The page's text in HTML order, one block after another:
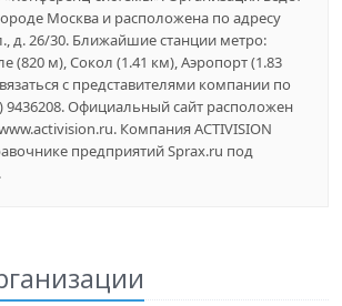
Москва и расположена по адресу
д. 26/30. Ближайшие станции метро:
(820 м), Сокол (1.41 км), Аэропорт (1.83
с представителями компании по
9436208. Официальный сайт расположен
Компания ACTIVISION
предприятий Sprax.ru под